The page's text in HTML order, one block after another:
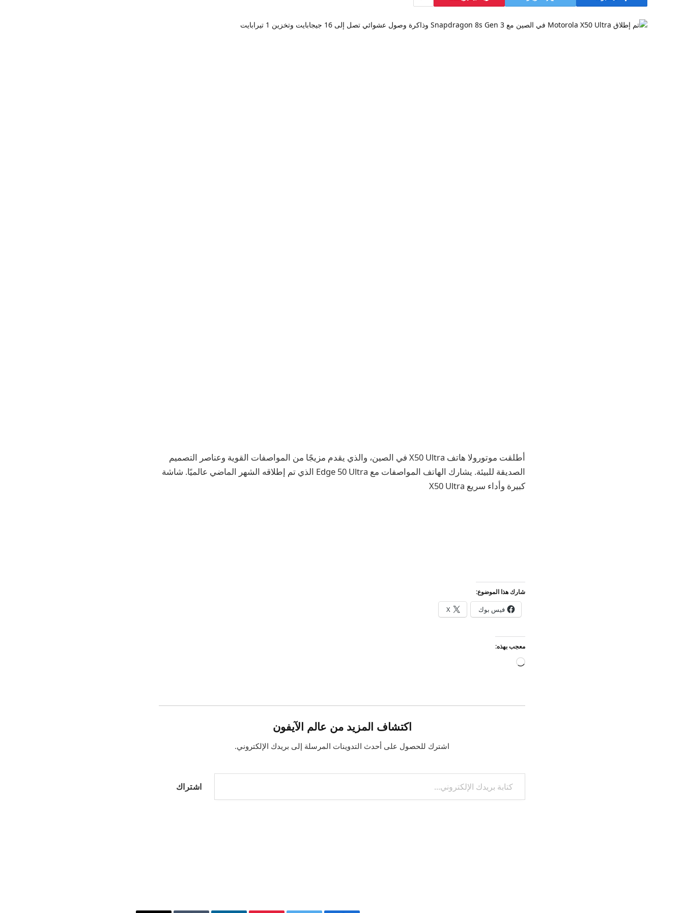
أطلقت موتورولا هاتف X50 Ultra في الصين، والذي يقدم مزيجًا من المواصفات القوية وعناصر التصميم
الصديقة للبيئة. يشارك الهاتف المواصفات مع Edge 50 Ultra الذي تم إطلاقه الشهر الماضي عالميًا. شاشة
كبيرة وأداء سريع X50 Ultra
شارك هذا الموضوع:
فيس بوك X
معجب بهذه:
جاري
اكتشاف المزيد من عالم الآيفون
اشترك للحصول على أحدث التدوينات المرسلة إلى بريدك الإلكتروني.
كتابة بريدك الإلكتروني...
اشتراك